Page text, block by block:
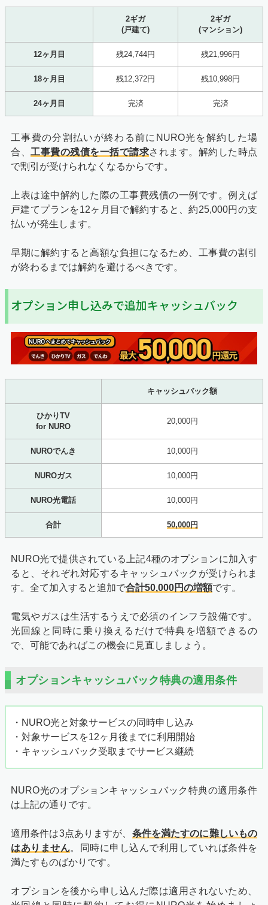
2ギガ
(戸建て)
2ギガ
(マンション)
12ヶ月目 残24,744円 残21,996円
18ヶ月目 残12,372円 残10,998円
24ヶ月目 完済 完済
工事費の分割払いが終わる前にNURO光を解約した場
合、 工事費の残債を一括で請求されます。解約した時点
で割引が受けられなくなるからです。
上表は途中解約した際の工事費残債の一例です。例えば
戸建てプランを12ヶ月目で解約すると、約25,000円の支
払いが発生します。
早期に解約すると高額な負担になるため、工事費の割引
が終わるまでは解約を避けるべきです。
オプション申し込みで追加キャッシュバック
キャッシュバック額
ひかりTV
for NURO
20,000円
NUROでんき 10,000円
NUROガス 10,000円
NURO光電話 10,000円
合計 50,000円
NURO光で提供されている上記4種のオプションに加入す
ると、それぞれ対応するキャッシュバックが受けられま
す。全て加入すると追加で合計50,000円の増額です。
電気やガスは生活するうえで必須のインフラ設備です。
光回線と同時に乗り換えるだけで特典を増額できるの
で、可能であればこの機会に見直しましょう。
オプションキャッシュバック特典の適用条件
・NURO光と対象サービスの同時申し込み
・対象サービスを12ヶ月後までに利用開始
・キャッシュバック受取までサービス継続
NURO光のオプションキャッシュバック特典の適用条件
は上記の通りです。
適用条件は3点ありますが、 条件を満たすのに難しいもの
はありません。同時に申し込んで利用していれば条件を
満たすものばかりです。
オプションを後から申し込んだ際は適用されないため、